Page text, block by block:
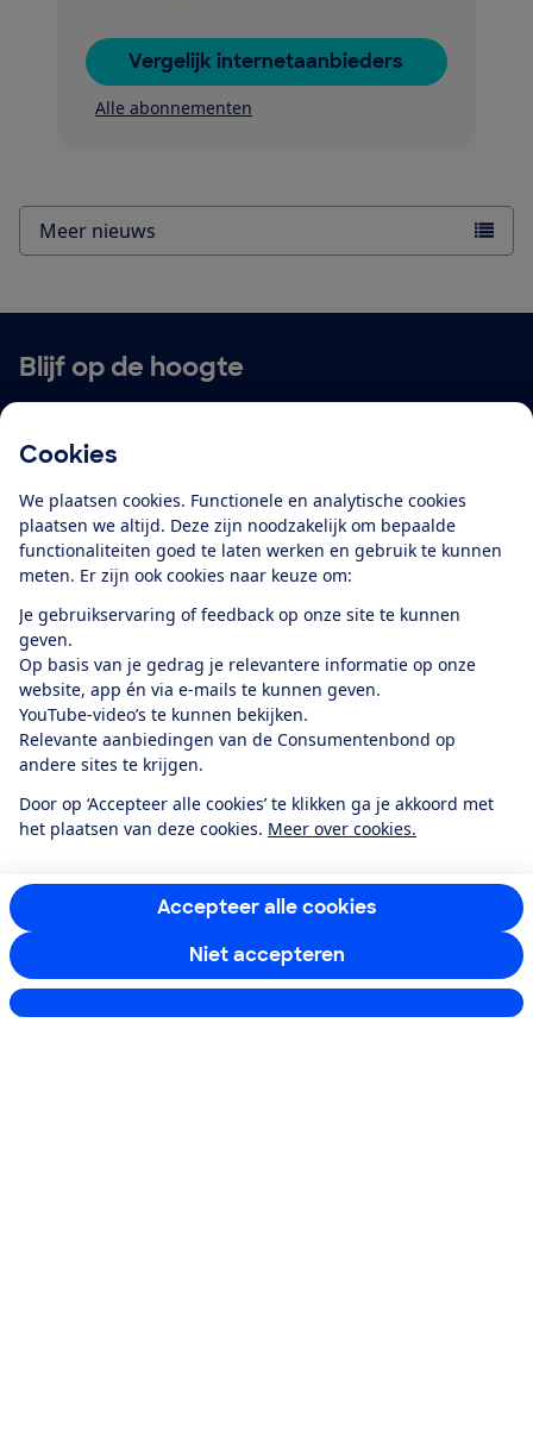
Cookies
We plaatsen cookies. Functionele en analytische cookies
plaatsen we altijd. Deze zijn noodzakelijk om bepaalde
functionaliteiten goed te laten werken en gebruik te kunnen
meten. Er zijn ook cookies naar keuze om:
Je gebruikservaring of feedback op onze site te kunnen
geven.
Op basis van je gedrag je relevantere informatie op onze
website, app én via e-mails te kunnen geven.
YouTube-video’s te kunnen bekijken.
Relevante aanbiedingen van de Consumentenbond op
andere sites te krijgen.
Door op ‘Accepteer alle cookies’ te klikken ga je akkoord met
het plaatsen van deze cookies. Meer over cookies.
Accepteer alle cookies
Niet accepteren
Vergelijk internetaanbieders
Alle abonnementen
Meer nieuws
Blijf op de hoogte
privacyverklaring
E-mailadres
Ik meld me aan
Service & Contact
Over ons
Boeken & Bladen